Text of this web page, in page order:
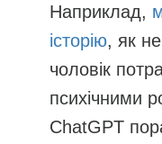
Наприклад,
історію, як
чоловік
психічними
ChatGPT